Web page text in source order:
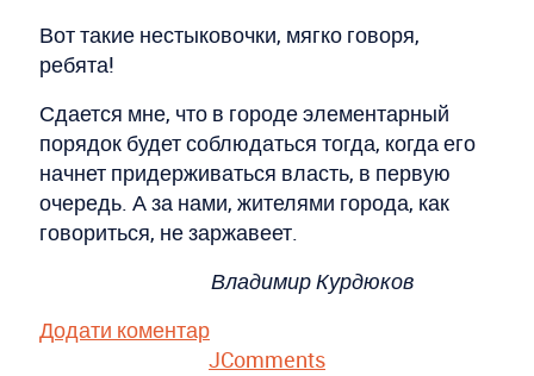
Вот такие нестыковочки, мягко говоря,
ребята!
Сдается мне, что в городе элементарный
порядок будет соблюдаться тогда, когда его
начнет придерживаться власть, в первую
очередь. А за нами, жителями города, как
говориться, не заржавеет.
Владимир Курдюков
Додати коментар
JComments